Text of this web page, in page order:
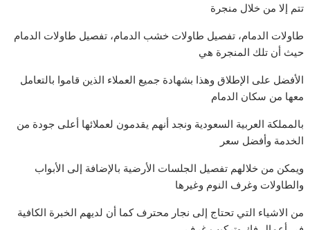
تتم إلا من خلال منجرة
طاولات الدمام، تفصيل طاولات خشب الدمام، تفصيل طاولات الدمام
حيث أن تلك المنجرة هي
الأفضل على الإطلاق وهذا بشهادة جميع العملاء الذين قاموا بالتعامل
معها من سكان الدمام
بالمملكة العربية السعودية ونجد أنهم يقدمون لعملائها أعلى جودة من
الخدمة وأفضل سعر
ويمكن من خلالهم تفصيل الجلسات الأرضية بالإضافة إلى الأبواب
والطاولات وغرف النوم وغيرها
من الاشياء التي تحتاج إلى نجار محترف كما أن لديهم الخبرة الكافية